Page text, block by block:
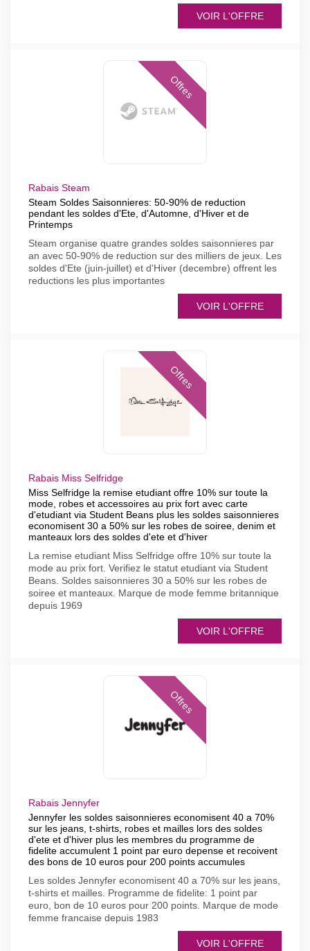
VOIR L'OFFRE
Offres
Rabais Steam
Steam Soldes Saisonnieres: 50-90% de reduction
pendant les soldes d'Ete, d'Automne, d'Hiver et de
Printemps
Steam organise quatre grandes soldes saisonnieres par
an avec 50-90% de reduction sur des milliers de jeux. Les
soldes d'Ete (juin-juillet) et d'Hiver (decembre) offrent les
reductions les plus importantes
VOIR L'OFFRE
Offres
Rabais Miss Selfridge
Miss Selfridge la remise etudiant offre 10% sur toute la
mode, robes et accessoires au prix fort avec carte
d'etudiant via Student Beans plus les soldes saisonnieres
economisent 30 a 50% sur les robes de soiree, denim et
manteaux lors des soldes d'ete et d'hiver
La remise etudiant Miss Selfridge offre 10% sur toute la
mode au prix fort. Verifiez le statut etudiant via Student
Beans. Soldes saisonnieres 30 a 50% sur les robes de
soiree et manteaux. Marque de mode femme britannique
depuis 1969
VOIR L'OFFRE
Offres
Rabais Jennyfer
Jennyfer les soldes saisonnieres economisent 40 a 70%
sur les jeans, t-shirts, robes et mailles lors des soldes
d'ete et d'hiver plus les membres du programme de
fidelite accumulent 1 point par euro depense et recoivent
des bons de 10 euros pour 200 points accumules
Les soldes Jennyfer economisent 40 a 70% sur les jeans,
t-shirts et mailles. Programme de fidelite: 1 point par
euro, bon de 10 euros pour 200 points. Marque de mode
femme francaise depuis 1983
VOIR L'OFFRE